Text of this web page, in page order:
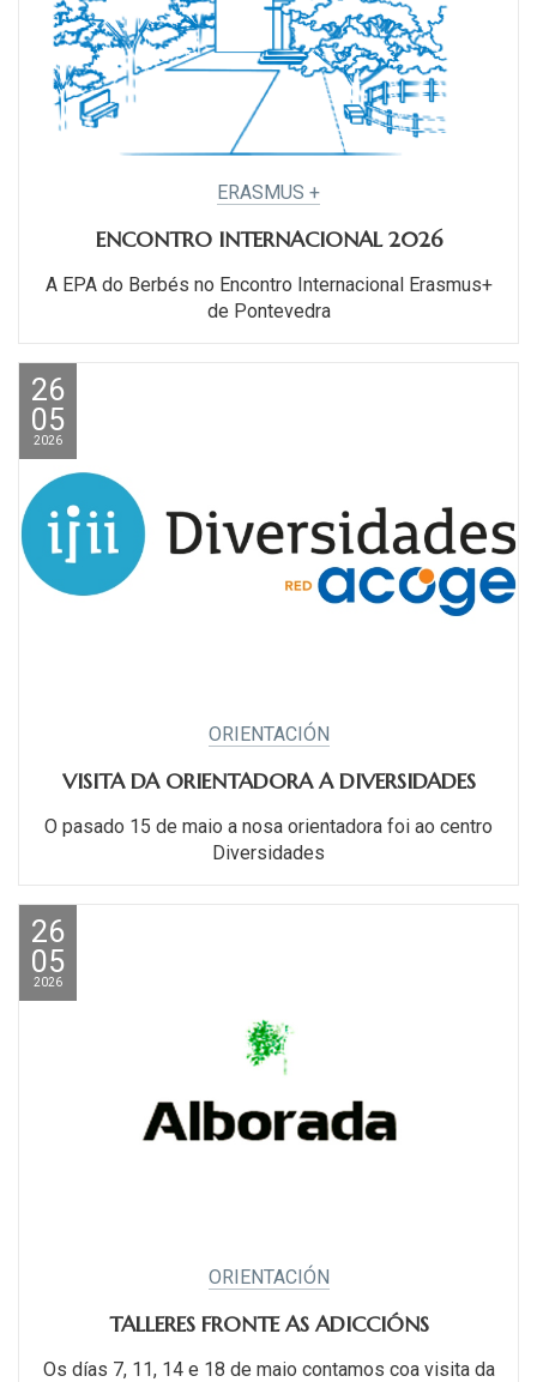
ERASMUS +
ENCONTRO INTERNACIONAL 2026
A EPA do Berbés no Encontro Internacional Erasmus+
de Pontevedra
26
05
2026
ORIENTACIÓN
VISITA DA ORIENTADORA A DIVERSIDADES
O pasado 15 de maio a nosa orientadora foi ao centro
Diversidades
26
05
2026
ORIENTACIÓN
TALLERES FRONTE AS ADICCIÓNS
Os días 7, 11, 14 e 18 de maio contamos coa visita da